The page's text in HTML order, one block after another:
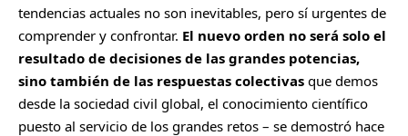
tendencias actuales no son inevitables, pero sí urgentes de
comprender y confrontar. El nuevo orden no será solo el
resultado de decisiones de las grandes potencias,
sino también de las respuestas colectivas que demos
desde la sociedad civil global, el conocimiento científico
puesto al servicio de los grandes retos – se demostró hace